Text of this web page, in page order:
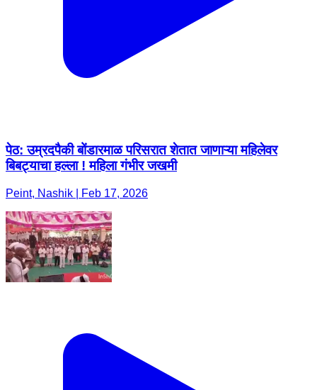
पेठ: उम्रदपैकी बोंडारमाळ परिसरात शेतात जाणाऱ्या महिलेवर
बिबट्याचा हल्ला ! महिला गंभीर जखमी
Peint, Nashik | Feb 17, 2026